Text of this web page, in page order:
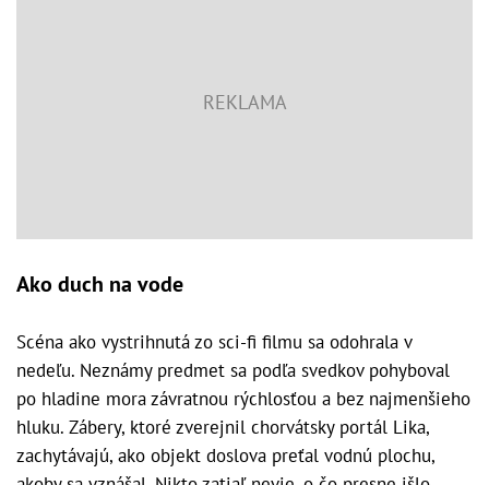
Ako duch na vode
Scéna ako vystrihnutá zo sci-fi filmu sa odohrala v
nedeľu. Neznámy predmet sa podľa svedkov pohyboval
po hladine mora závratnou rýchlosťou a bez najmenšieho
hluku. Zábery, ktoré zverejnil chorvátsky portál Lika,
zachytávajú, ako objekt doslova preťal vodnú plochu,